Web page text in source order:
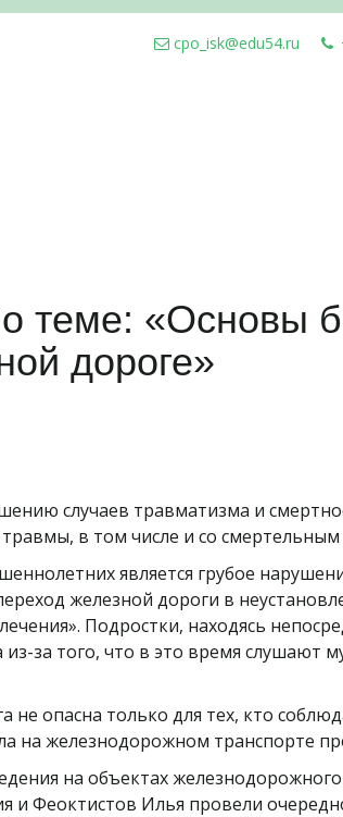
cpo_isk@edu54.ru
теме: «Основы
дороге»
случаев травматизма и
в том числе и со смертельным
является грубое
железной дороги в
Подростки, находясь
за того, что в это время слушают
не опасна только для тех, кто
на железнодорожном транспорте
на объектах
и Феоктистов Илья провели